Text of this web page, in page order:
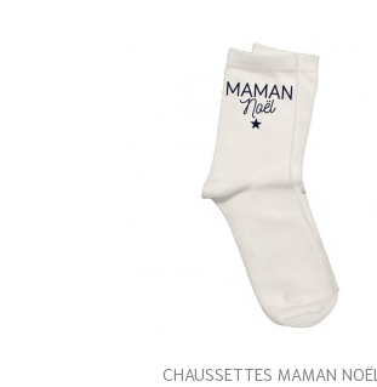
CHAUSSETTES MAMAN NOËL